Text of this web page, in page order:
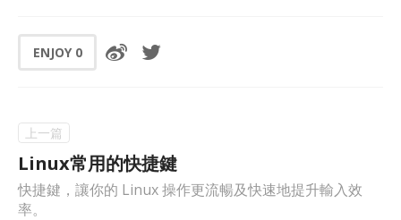
ENJOY 0
Linux常用的快捷鍵
快捷鍵，讓你的 Linux 操作更流暢及快速地提升輸入效
率。